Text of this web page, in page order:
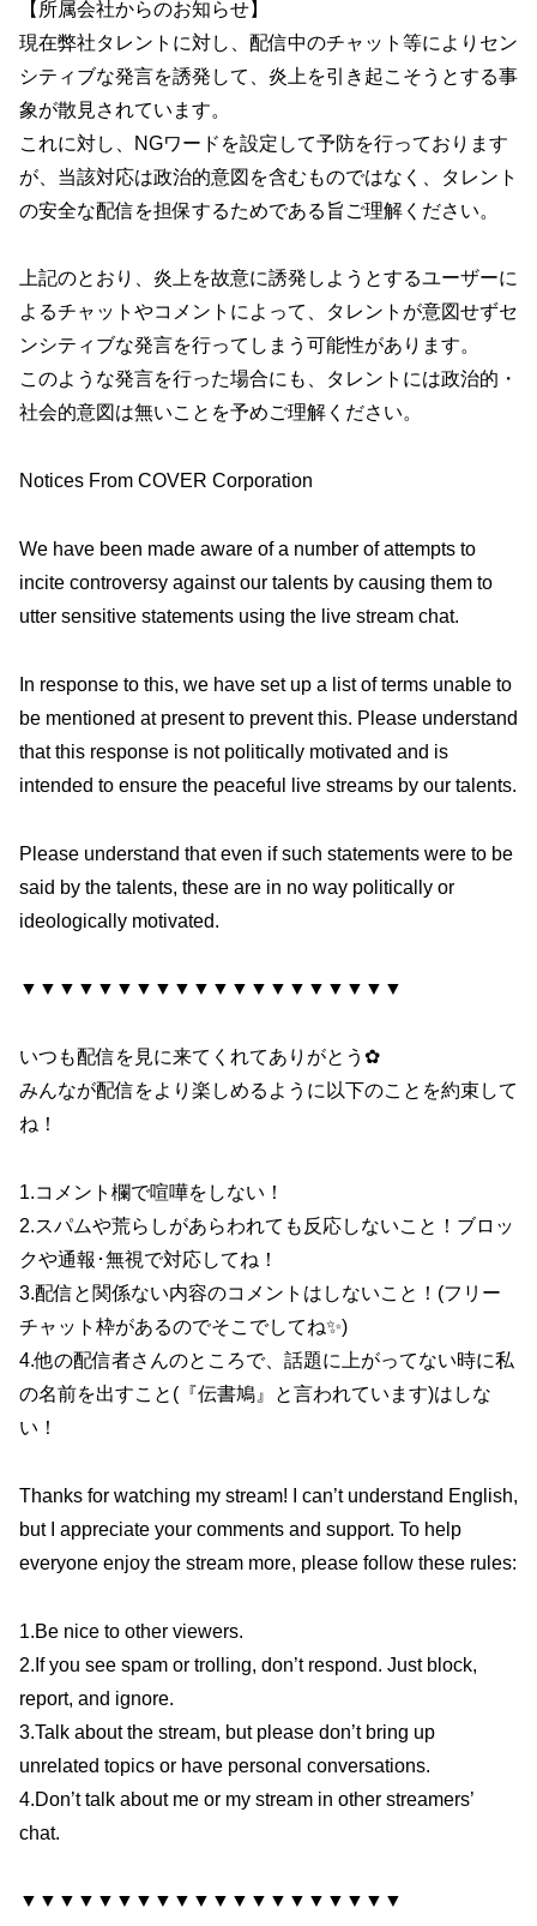
【所属会社からのお知らせ】
現在弊社タレントに対し、配信中のチャット等によりセン
シティブな発言を誘発して、炎上を引き起こそうとする事
象が散見されています。
これに対し、NGワードを設定して予防を行っております
が、当該対応は政治的意図を含むものではなく、タレント
の安全な配信を担保するためである旨ご理解ください。
上記のとおり、炎上を故意に誘発しようとするユーザーに
よるチャットやコメントによって、タレントが意図せずセ
ンシティブな発言を行ってしまう可能性があります。
このような発言を行った場合にも、タレントには政治的・
社会的意図は無いことを予めご理解ください。
Notices From COVER Corporation
We have been made aware of a number of attempts to
incite controversy against our talents by causing them to
utter sensitive statements using the live stream chat.
In response to this, we have set up a list of terms unable to
be mentioned at present to prevent this. Please understand
that this response is not politically motivated and is
intended to ensure the peaceful live streams by our talents.
Please understand that even if such statements were to be
said by the talents, these are in no way politically or
ideologically motivated.
▼▼▼▼▼▼▼▼▼▼▼▼▼▼▼▼▼▼▼▼
いつも配信を見に来てくれてありがとう✿
みんなが配信をより楽しめるように以下のことを約束して
ね！
1.コメント欄で喧嘩をしない！
2.スパムや荒らしがあらわれても反応しないこと！ブロッ
クや通報･無視で対応してね！
3.配信と関係ない内容のコメントはしないこと！(フリー
チャット枠があるのでそこでしてね✨)
4.他の配信者さんのところで、話題に上がってない時に私
の名前を出すこと(『伝書鳩』と言われています)はしな
い！
Thanks for watching my stream! I can’t understand English,
but I appreciate your comments and support. To help
everyone enjoy the stream more, please follow these rules:
1.Be nice to other viewers.
2.If you see spam or trolling, don’t respond. Just block,
report, and ignore.
3.Talk about the stream, but please don’t bring up
unrelated topics or have personal conversations.
4.Don’t talk about me or my stream in other streamers’
chat.
▼▼▼▼▼▼▼▼▼▼▼▼▼▼▼▼▼▼▼▼